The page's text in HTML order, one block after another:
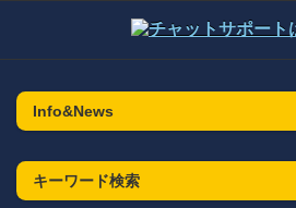
Info&News
キーワード検索